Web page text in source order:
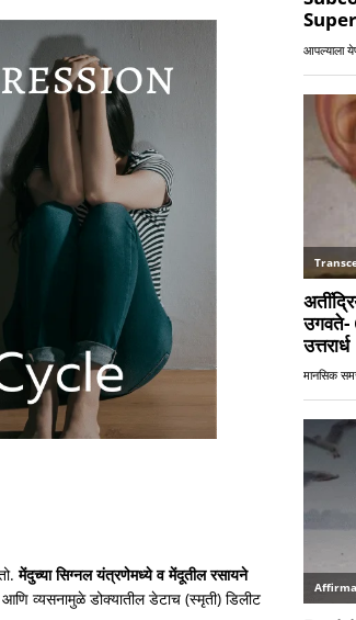
मेंदुच्या सिग्नल यंत्रणेमध्ये व मेंदूतील रसायने
व्यसनामुळे डोक्यातील डेटाच (स्मृती) डिलीट